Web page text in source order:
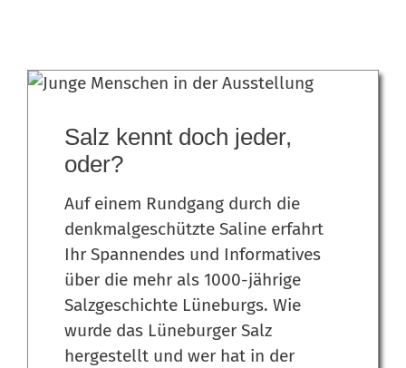
Salz kennt doch jeder,
oder?
Auf einem Rundgang durch die
denkmalgeschützte Saline erfahrt
Ihr Spannendes und Informatives
über die mehr als 1000-jährige
Salzgeschichte Lüneburgs. Wie
wurde das Lüneburger Salz
hergestellt und wer hat in der